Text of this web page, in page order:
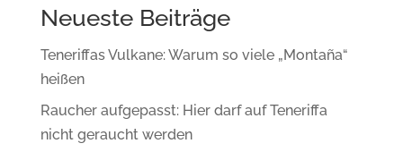
Neueste Beiträge
Teneriffas Vulkane: Warum so viele „Montaña“
heißen
Raucher aufgepasst: Hier darf auf Teneriffa
nicht geraucht werden